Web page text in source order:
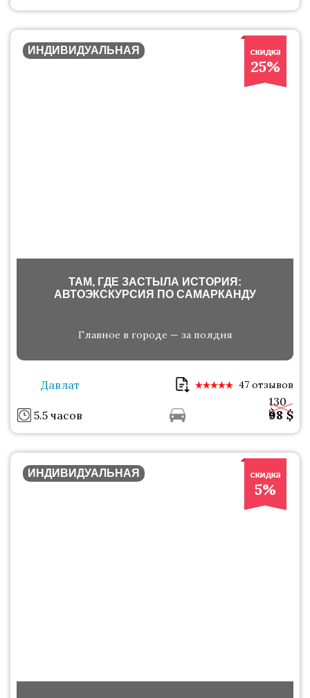
25%
ИНДИВИДУАЛЬНАЯ
ТАМ, ГДЕ ЗАСТЫЛА ИСТОРИЯ:
АВТОЭКСКУРСИЯ ПО САМАРКАНДУ
Главное в городе — за полдня
Давлат 47 отзывов
5.5 часов 98$
130
$
5%
ИНДИВИДУАЛЬНАЯ